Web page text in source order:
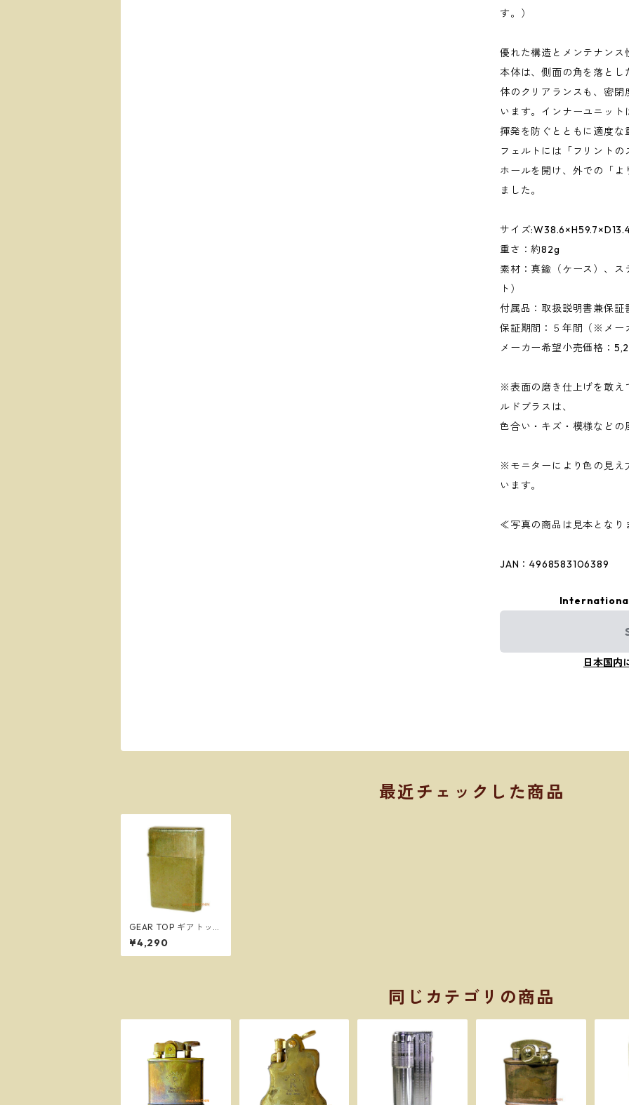
す。）
優れた構造とメンテナンス
本体は、側面の角を落と
体のクリアランスも、密
います。インナーユニッ
揮発を防ぐとともに適度な
フェルトには「フリント
ホールを開け、外での「
ました。
サイズ
重さ：約82g
素材：真鍮（ケース）、
ト）
付属品：取扱説明書兼保
保証期間：５年間（※メー
メーカー希望小売価格：
※表面の磨き仕上げを敢え
ルドブラスは、
色合い・キズ・模様など
※モニターにより色の見え
います。
≪写真の商品は見本とな
JAN：4968583106389
日本国内
最近チェックした商品
GEAR TOP ギアトップ
ライター GT1-08 ワイ
ルドブラス 日本製 オ
イルライター
¥4,290
同じカテゴリの商品